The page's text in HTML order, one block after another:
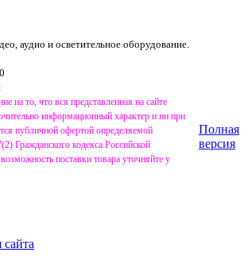
аудио и осветительное оборудование.
на то, что вся представленная на сайте
информационный характер и ни при
публичной офертой определяемой
Гражданского кодекса Российской
поставки товара уточняйте у
Полная
версия